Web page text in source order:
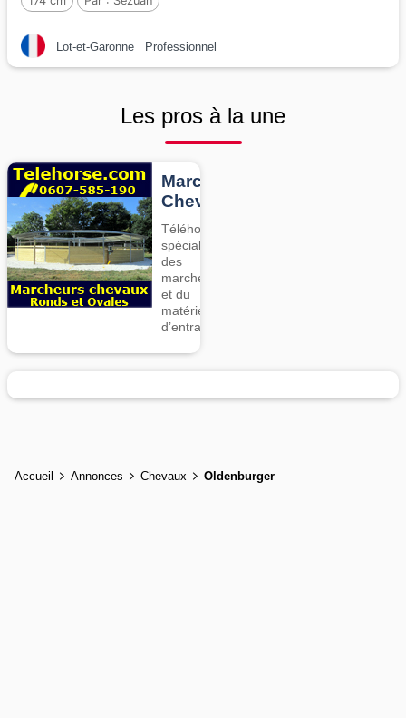
Lot-et-Garonne Professionnel
Les pros à la une
Marcheurs
Chevaux
Téléhorse,
spécialiste
des
marcheurs
et du
matériel
d’entrainement
Accueil Annonces Chevaux Oldenburger